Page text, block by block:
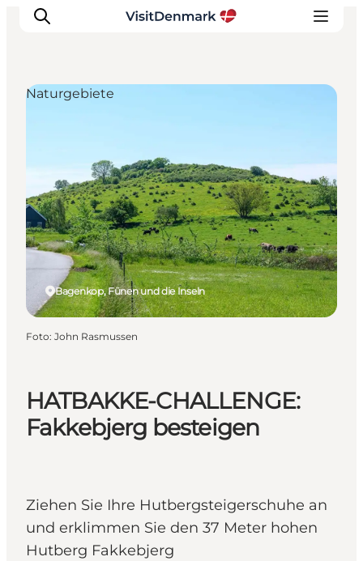
Regionen
Erlebnisse
Unterkünfte
Reiseplanung
HATBAKKE-CHALLENGE:
Fakkebjerg besteigen
Ziehen Sie Ihre Hutbergsteigerschuhe an
und erklimmen Sie den 37 Meter hohen
Hutberg Fakkebjerg
Bagenkop, Fünen und die Inseln
Naturgebiete
Foto: John Rasmussen